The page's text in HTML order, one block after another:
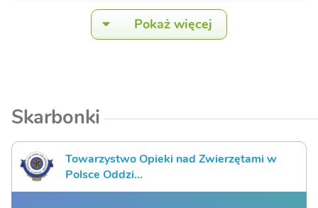
Pokaż więcej
Skarbonki
Towarzystwo Opieki nad Zwierzętami w
Polsce Oddzi...